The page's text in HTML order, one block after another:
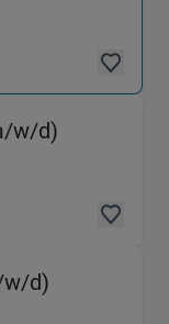
w/d)
w/d)